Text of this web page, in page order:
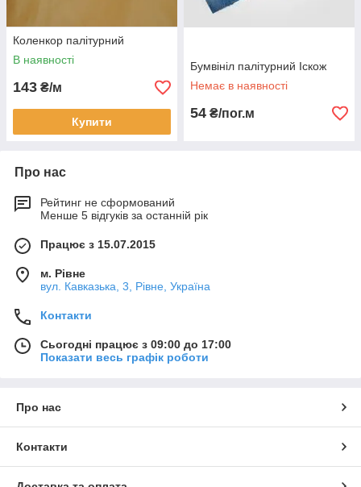
Коленкор палітурний
В наявності
143 ₴/м
Купити
Бумвініл палітурний Іскож
Немає в наявності
54 ₴/пог.м
Про нас
Рейтинг не сформований
Менше 5 відгуків за останній рік
Працює з 15.07.2015
м. Рівне
вул. Кавказька, 3, Рівне, Україна
Контакти
Сьогодні працює з 09:00 до 17:00
Показати весь графік роботи
Про нас
Контакти